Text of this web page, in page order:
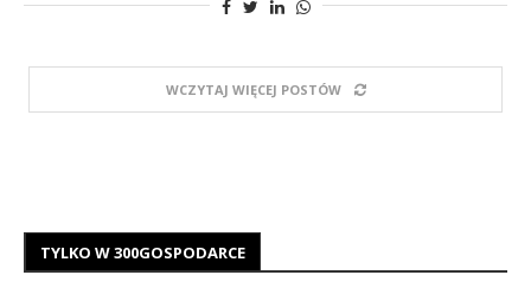
WCZYTAJ WIĘCEJ POSTÓW
TYLKO W 300GOSPODARCE